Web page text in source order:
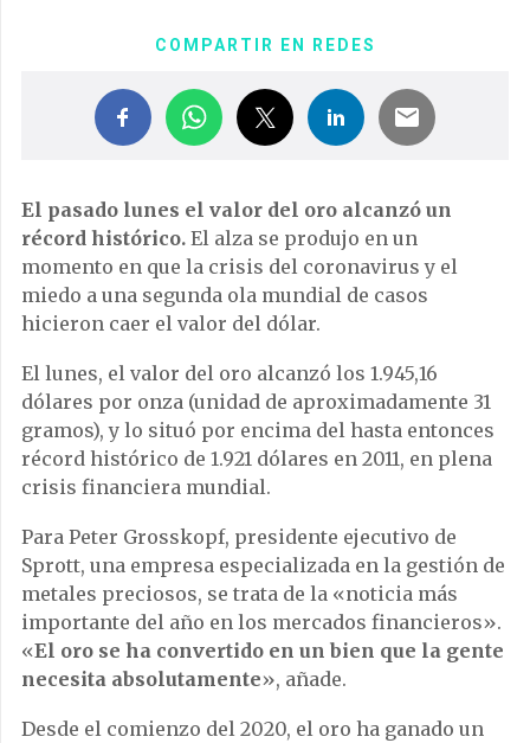
COMPARTIR EN REDES
El pasado lunes el valor del oro alcanzó un
récord histórico. El alza se produjo en un
momento en que la crisis del coronavirus y el
miedo a una segunda ola mundial de casos
hicieron caer el valor del dólar.
El lunes, el valor del oro alcanzó los 1.945,16
dólares por onza (unidad de aproximadamente 31
gramos), y lo situó por encima del hasta entonces
récord histórico de 1.921 dólares en 2011, en plena
crisis financiera mundial.
Para Peter Grosskopf, presidente ejecutivo de
Sprott, una empresa especializada en la gestión de
metales preciosos, se trata de la «noticia más
importante del año en los mercados financieros».
«El oro se ha convertido en un bien que la gente
necesita absolutamente», añade.
Desde el comienzo del 2020, el oro ha ganado un